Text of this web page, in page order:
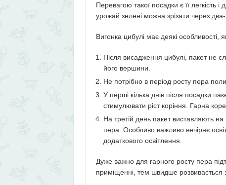
Перевагою такої посадки є її легкість
урожай зелені можна зрізати через два-
Вигонка цибулі має деякі особливості,
Після висадження цибулі, пакет не
його вершини.
Не потрібно в період росту пера
У перші кілька днів після посадки
стимулювати ріст коріння. Гарна
На третій день пакет виставляють на
пера. Особливо важливо вечірнє
додаткового освітлення.
Дуже важно для гарного росту пера
приміщенні, тем швидше розвивається